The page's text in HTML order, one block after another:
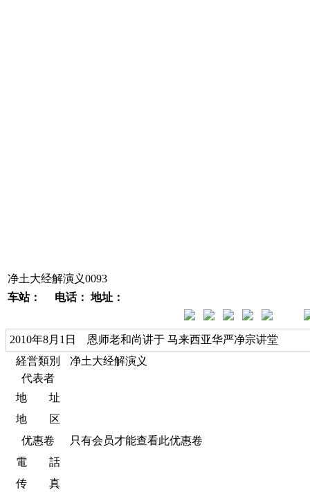
净土大经解演义0093
车站：
电话： 地址：
2010年8月1日 恩师老和尚讲于 马来西亚华严净宗讲堂
経営類別
净土大经解演义
代表者
地 址
地 区
优惠卷
只有会员才能查看此优惠卷
電 話
传 真